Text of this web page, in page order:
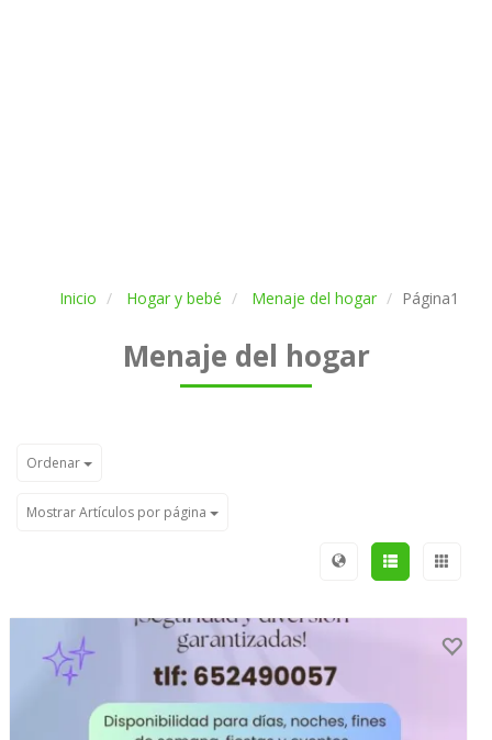
Inicio Hogar y bebé Menaje del hogar Página1
Menaje del hogar
Ordenar
Mostrar Artículos por página